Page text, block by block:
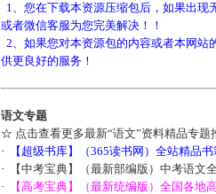
1、您在下载本资源压缩包后，如果出现
或者微信客服为您完美解决！！
2、如果您对本资源包的内容或者本网站
供更良好的服务！
语文专题
☆ 点击查看更多最新“语文”资料精品专题
·
【超级书库】（365读书网）全站精品
·
【中考宝典】（最新部编版）中考语文
·
【高考宝典】（最新统编版）全国各地